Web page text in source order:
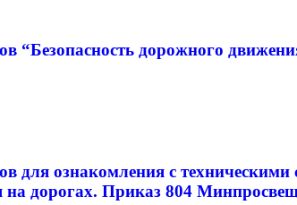
“Безопасность дорожного
ознакомления с
на дорогах. Приказ 804